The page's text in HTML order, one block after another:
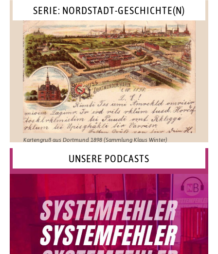
SERIE: NORDSTADT-GESCHICHTE(N)
Kartengruß aus Dortmund 1898 (Sammlung Klaus Winter)
UNSERE PODCASTS